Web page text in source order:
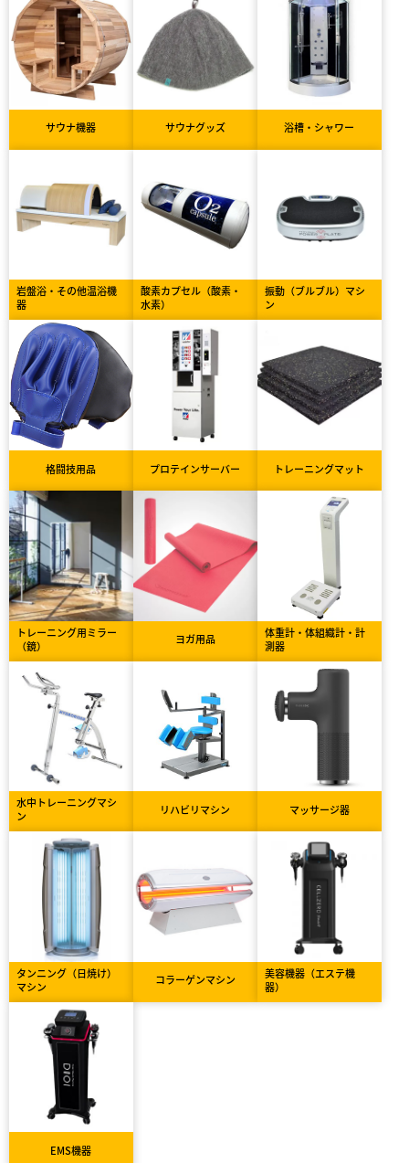
サウナ機器 サウナグッズ 浴槽・シャワー
岩盤浴・その他温浴機
器
酸素カプセル（酸素・
水素）
振動（ブルブル）マシ
ン
格闘技用品 プロテインサーバー トレーニングマット
トレーニング用ミラー
（鏡）
ヨガ用品
体重計・体組織計・計
測器
水中トレーニングマシ
ン
リハビリマシン マッサージ器
タンニング（日焼け）
マシン
コラーゲンマシン
美容機器（エステ機
器）
EMS機器